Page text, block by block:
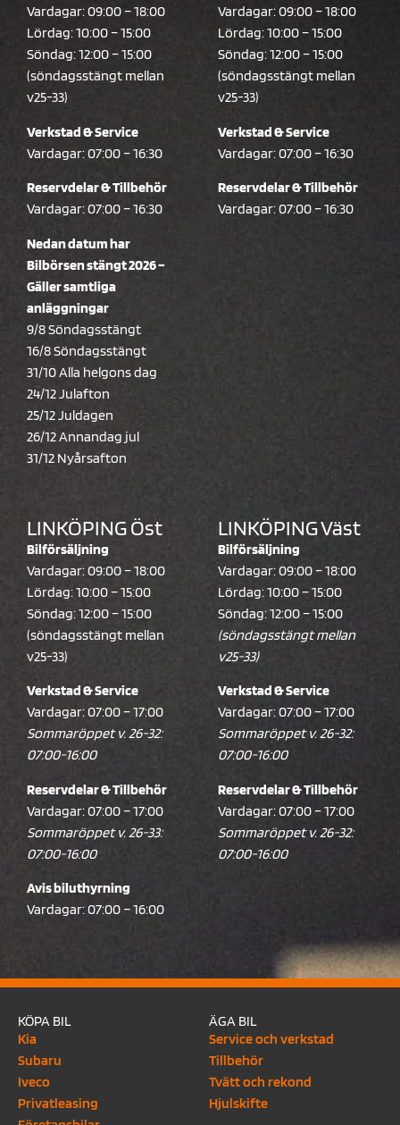
Vardagar: 09:00 – 18:00
Lördag: 10:00 – 15:00
Söndag: 12:00 – 15:00
(söndagsstängt mellan
v25-33)
Verkstad & Service
Vardagar: 07:00 – 16:30
Reservdelar & Tillbehör
Vardagar: 07:00 – 16:30
Nedan datum har
Bilbörsen stängt 2026 –
Gäller samtliga
anläggningar
9/8 Söndagsstängt
16/8 Söndagsstängt
31/10 Alla helgons dag
24/12 Julafton
25/12 Juldagen
26/12 Annandag jul
31/12 Nyårsafton
Vardagar: 09:00 – 18:00
Lördag: 10:00 – 15:00
Söndag: 12:00 – 15:00
(söndagsstängt mellan
v25-33)
Verkstad & Service
Vardagar: 07:00 – 16:30
Reservdelar & Tillbehör
Vardagar: 07:00 – 16:30
LINKÖPING Öst
Bilförsäljning
Vardagar: 09:00 – 18:00
Lördag: 10:00 – 15:00
Söndag: 12:00 – 15:00
(söndagsstängt mellan
v25-33)
Verkstad & Service
Vardagar: 07:00 – 17:00
Sommaröppet v. 26-32:
07:00-16:00
Reservdelar & Tillbehör
Vardagar: 07:00 – 17:00
Sommaröppet v. 26-33:
07:00-16:00
Avis biluthyrning
Vardagar: 07:00 – 16:00
LINKÖPING Väst
Bilförsäljning
Vardagar: 09:00 – 18:00
Lördag: 10:00 – 15:00
Söndag: 12:00 – 15:00
(söndagsstängt mellan
v25-33)
Verkstad & Service
Vardagar: 07:00 – 17:00
Sommaröppet v. 26-32:
07:00-16:00
Reservdelar & Tillbehör
Vardagar: 07:00 – 17:00
Sommaröppet v. 26-32:
07:00-16:00
KÖPA BIL
Kia
Subaru
Iveco
Privatleasing
ÄGA BIL
Service och verkstad
Tillbehör
Tvätt och rekond
Hjulskifte